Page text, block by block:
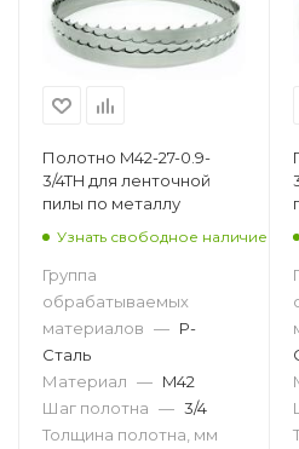
Полотно M42-27-0.9-
3/4TH для ленточной
пилы по металлу
Узнать свободное наличие
Группа
обрабатываемых
материалов — P-
Сталь
Материал — M42
Шаг полотна — 3/4
Толщина полотна, мм